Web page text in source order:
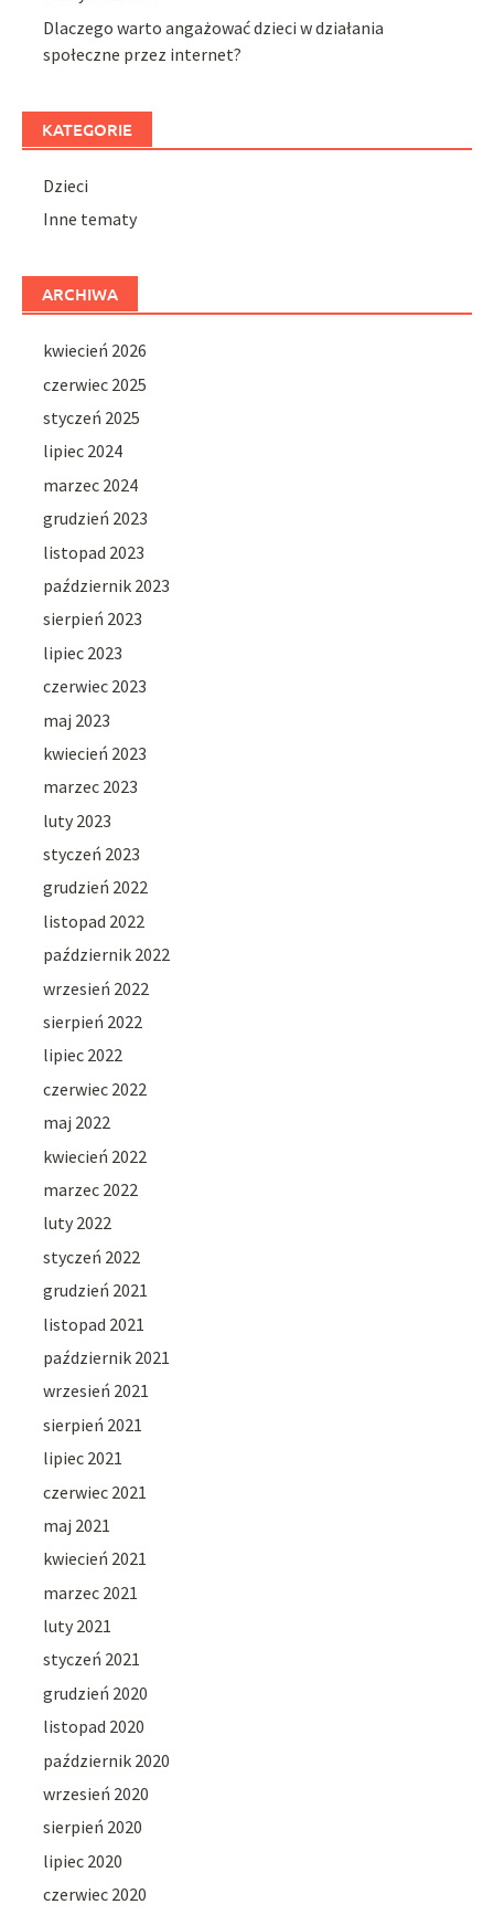
Dlaczego warto angażować dzieci w działania
społeczne przez internet?
KATEGORIE
Dzieci
Inne tematy
ARCHIWA
kwiecień 2026
czerwiec 2025
styczeń 2025
lipiec 2024
marzec 2024
grudzień 2023
listopad 2023
październik 2023
sierpień 2023
lipiec 2023
czerwiec 2023
maj 2023
kwiecień 2023
marzec 2023
luty 2023
styczeń 2023
grudzień 2022
listopad 2022
październik 2022
wrzesień 2022
sierpień 2022
lipiec 2022
czerwiec 2022
maj 2022
kwiecień 2022
marzec 2022
luty 2022
styczeń 2022
grudzień 2021
listopad 2021
październik 2021
wrzesień 2021
sierpień 2021
lipiec 2021
czerwiec 2021
maj 2021
kwiecień 2021
marzec 2021
luty 2021
styczeń 2021
grudzień 2020
listopad 2020
październik 2020
wrzesień 2020
sierpień 2020
lipiec 2020
czerwiec 2020